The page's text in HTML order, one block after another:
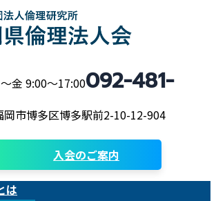
金 9:00〜17:00092-481-
岡市博多区博多駅前2-10-12-904
入会のご案内
は